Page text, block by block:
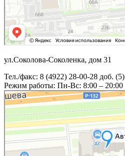
ул.Соколова-Соколенка, дом 31
Тел./факс: 8 (4922) 28-00-28 доб. (5)
Режим работы: Пн-Вс: 8:00 – 20:00